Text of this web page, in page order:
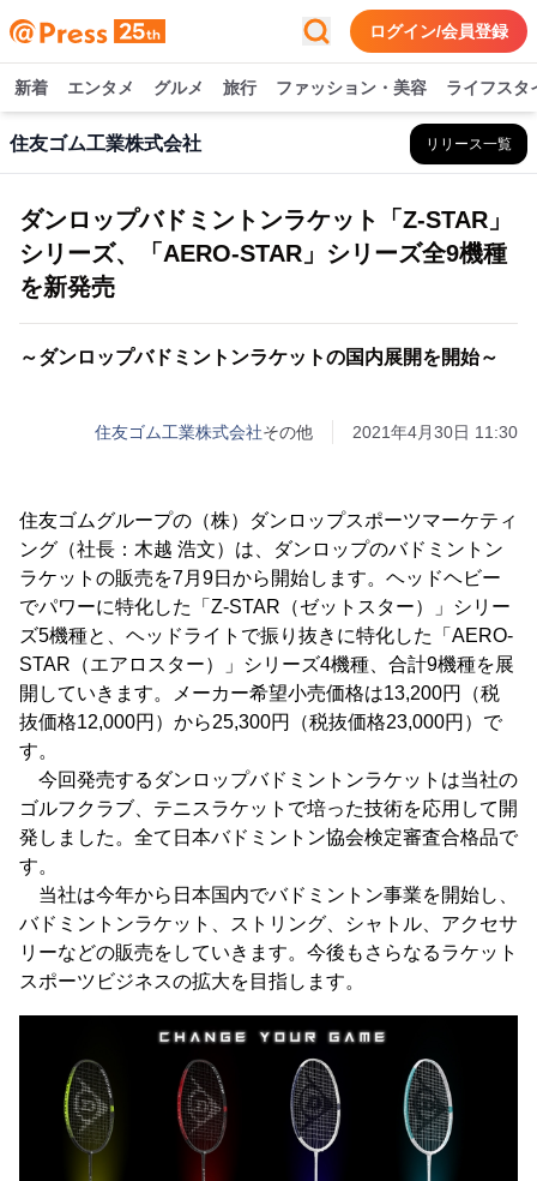
ログイン/会員登録
新着 エンタメ グルメ 旅行 ファッション・美容 ライフスタ
住友ゴム工業株式会社 リリース一覧
ダンロップバドミントンラケット「Z-STAR」
シリーズ、「AERO-STAR」シリーズ全9機種
を新発売
～ダンロップバドミントンラケットの国内展開を開始～
住友ゴム工業株式会社その他 2021年4月30日 11:30
住友ゴムグループの（株）ダンロップスポーツマーケティ
ング（社長：木越 浩文）は、ダンロップのバドミントン
ラケットの販売を7月9日から開始します。ヘッドヘビー
でパワーに特化した「Z-STAR（ゼットスター）」シリー
ズ5機種と、ヘッドライトで振り抜きに特化した「AERO-
STAR（エアロスター）」シリーズ4機種、合計9機種を展
開していきます。メーカー希望小売価格は13,200円（税
抜価格12,000円）から25,300円（税抜価格23,000円）で
す。
今回発売するダンロップバドミントンラケットは当社の
ゴルフクラブ、テニスラケットで培った技術を応用して開
発しました。全て日本バドミントン協会検定審査合格品で
す。
当社は今年から日本国内でバドミントン事業を開始し、
バドミントンラケット、ストリング、シャトル、アクセサ
リーなどの販売をしていきます。今後もさらなるラケット
スポーツビジネスの拡大を目指します。